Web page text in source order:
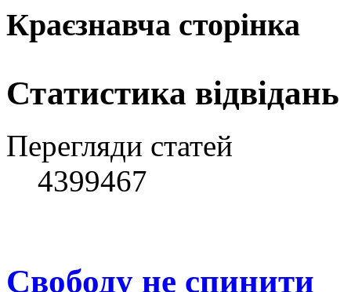
Краєзнавча сторінка
Статистика відвідань
Перегляди статей
4399467
Свободу не спинити